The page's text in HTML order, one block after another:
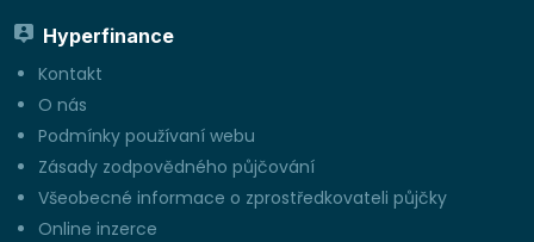
Hyperfinance
Kontakt
O nás
Podmínky používaní webu
Zásady zodpovědného půjčování
Všeobecné informace o zprostředkovateli půjčky
Online inzerce